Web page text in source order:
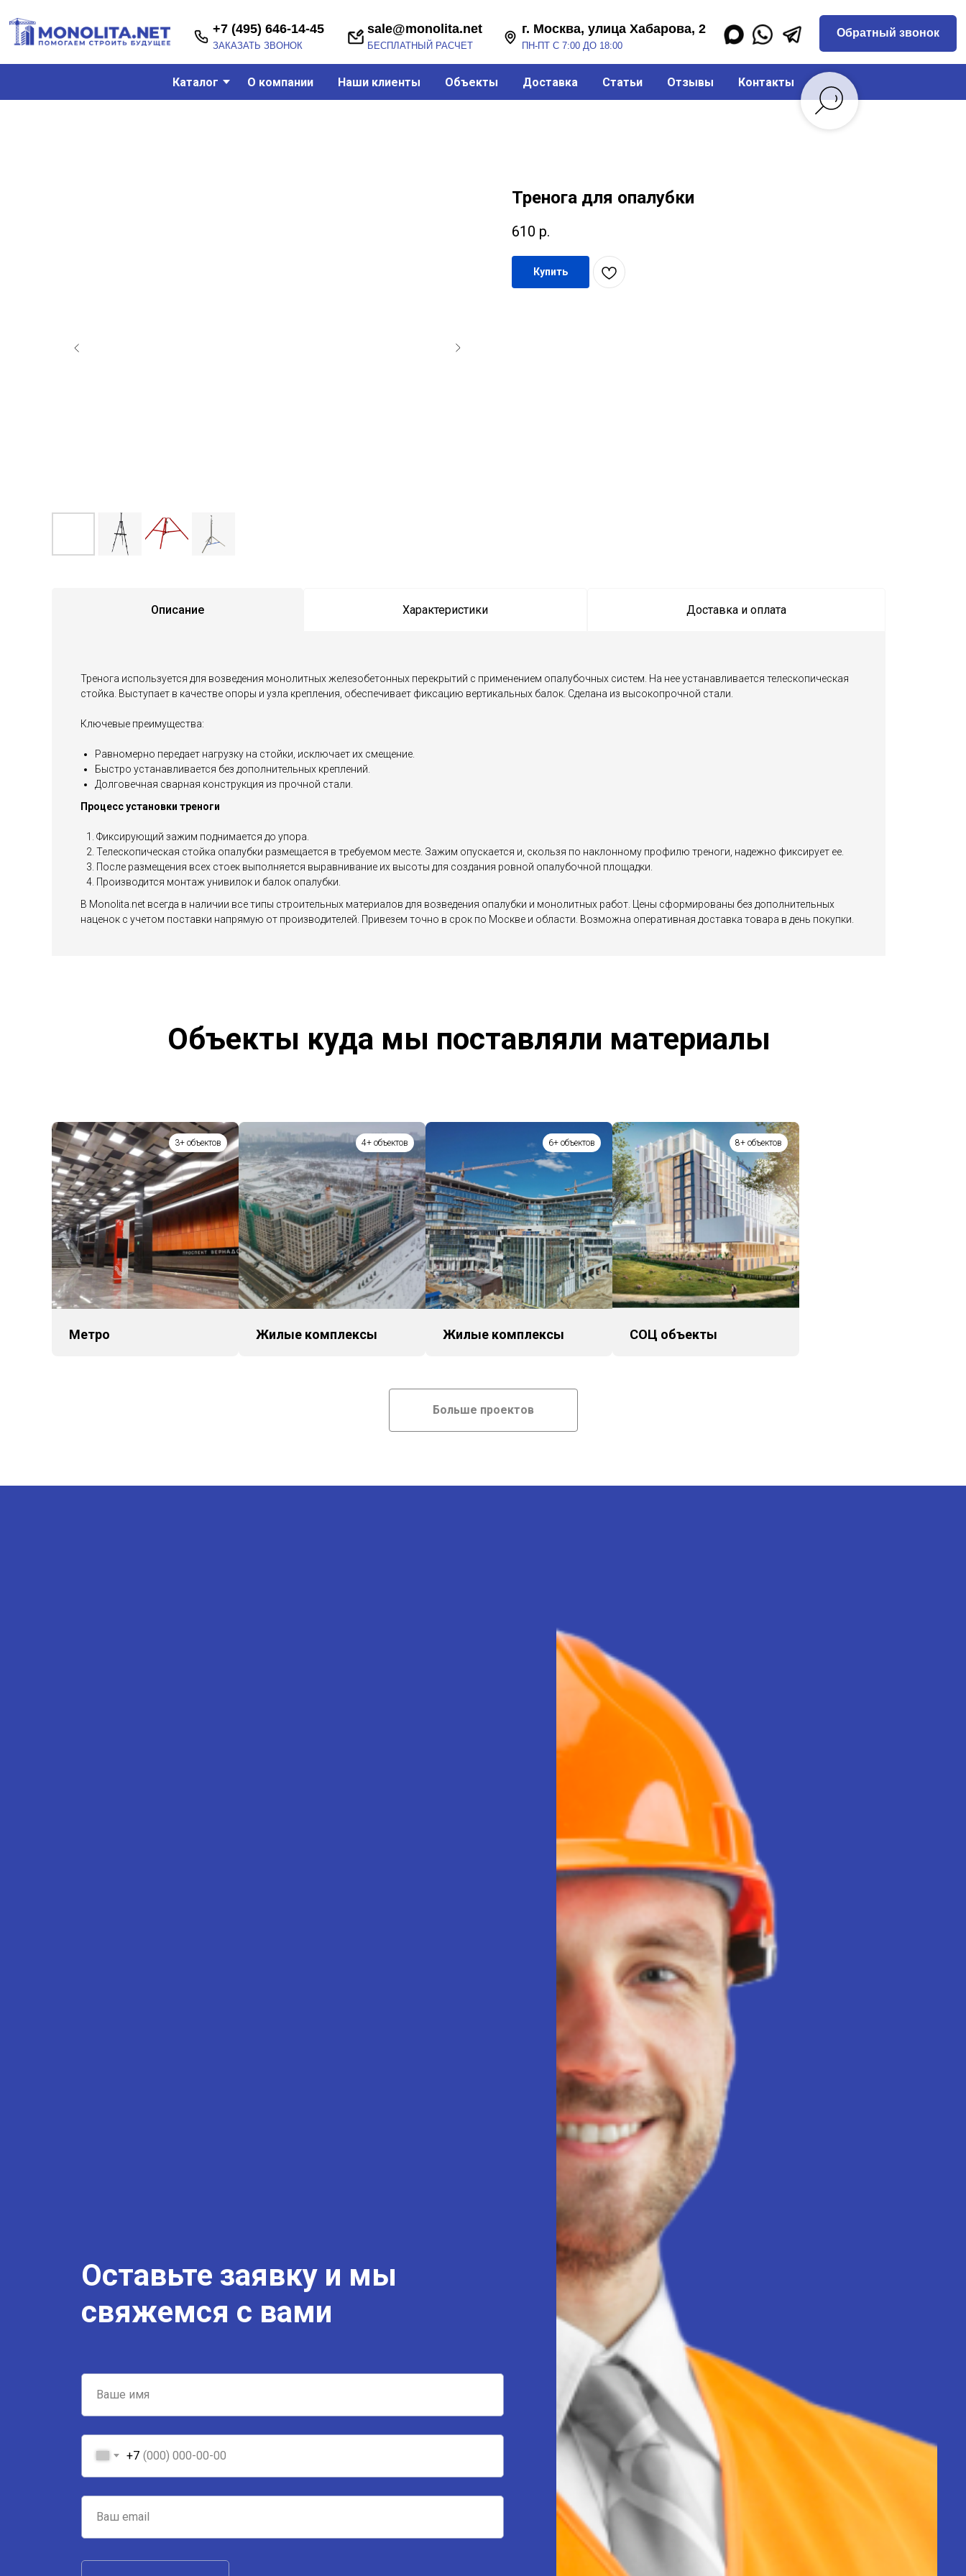
г. Москва, улица Хабарова, 2 Обратный звонок
ПН-ПТ С 7:00 ДО 18:00
+7 (495) 646-14-45
ЗАКАЗАТЬ ЗВОНОК БЕСПЛАТНЫЙ РАСЧЕТ
sale@monolita.net
Каталог О компании Наши клиенты Объекты Доставка Статьи Отзывы Контакты
Тренога для опалубки
610 р.
Купить
Описание Характеристики Доставка и оплата
Тренога используется для возведения монолитных железобетонных перекрытий с применением опалубочных систем. На нее устанавливается телескопическая
стойка. Выступает в качестве опоры и узла крепления, обеспечивает фиксацию вертикальных балок. Сделана из высокопрочной стали.
Ключевые преимущества:
Равномерно передает нагрузку на стойки, исключает их смещение.
Быстро устанавливается без дополнительных креплений.
Долговечная сварная конструкция из прочной стали.
Процесс установки треноги
Фиксирующий зажим поднимается до упора.
Телескопическая стойка опалубки размещается в требуемом месте. Зажим опускается и, скользя по наклонному профилю треноги, надежно фиксирует ее.
После размещения всех стоек выполняется выравнивание их высоты для создания ровной опалубочной площадки.
Производится монтаж унивилок и балок опалубки.
В Monolita.net всегда в наличии все типы строительных материалов для возведения опалубки и монолитных работ. Цены сформированы без дополнительных
наценок с учетом поставки напрямую от производителей. Привезем точно в срок по Москве и области. Возможна оперативная доставка товара в день покупки.
Объекты куда мы поставляли материалы
Метро
3+ объектов
Жилые комплексы
4+ объектов
Жилые комплексы
6+ объектов
СОЦ объекты
8+ объектов
Больше проектов
Оставьте заявку и мы
свяжемся с вами
+7